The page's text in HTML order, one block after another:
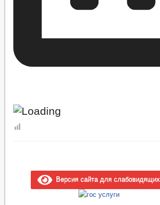
Версия сайта для слабовидящих